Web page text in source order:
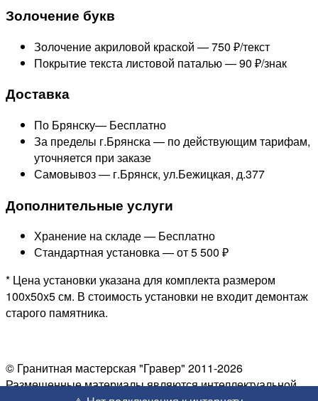
Золочение букв
Золочение акриловой краской —750 ₽/текст
Покрытие текста листовой паталью —90 ₽/знак
Доставка
По Брянску— Бесплатно
За пределы г.Брянска — по действующим тарифам,
уточняется при заказе
Самовывоз — г.Брянск, ул.Бежицкая, д.377
Дополнительные услуги
Хранение на складе — Бесплатно
Стандартная установка —от 5 500 ₽
* Цена установки указана для комплекта размером
100х50х5 см. В стоимость установки не входит демонтаж
старого памятника.
© Гранитная мастерская "Гравер" 2011-2026
Размещенные материалы являются интеллектуальной